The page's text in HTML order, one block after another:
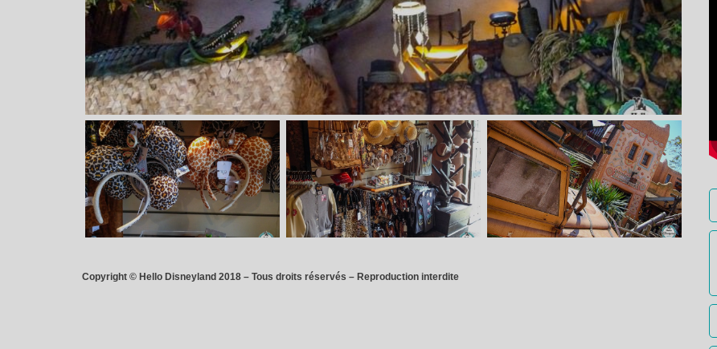
Copyright © Hello Disneyland 2018 – Tous droits réservés – Reproduction interdite